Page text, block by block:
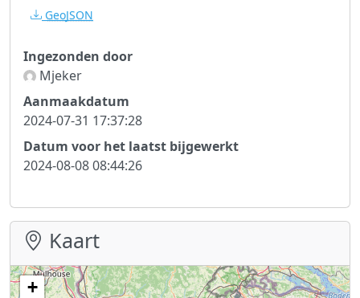
GeoJSON
Ingezonden door
Mjeker
Aanmaakdatum
2024-07-31 17:37:28
Datum voor het laatst bijgewerkt
2024-08-08 08:44:26
Kaart
+